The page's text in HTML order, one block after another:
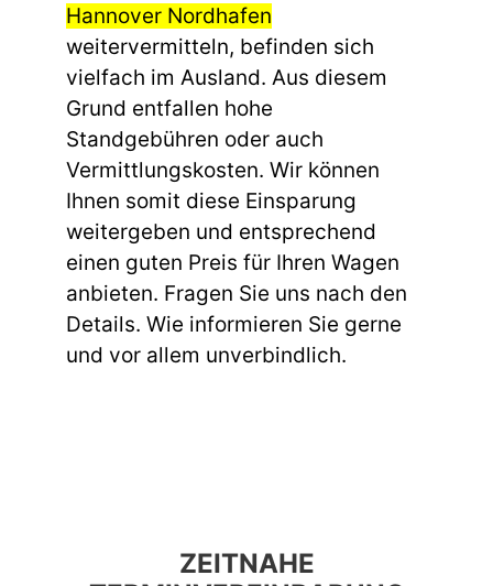
Hannover Nordhafen
weitervermitteln, befinden sich
vielfach im Ausland. Aus diesem
Grund entfallen hohe
Standgebühren oder auch
Vermittlungskosten. Wir können
Ihnen somit diese Einsparung
weitergeben und entsprechend
einen guten Preis für Ihren Wagen
anbieten. Fragen Sie uns nach den
Details. Wie informieren Sie gerne
und vor allem unverbindlich.
ZEITNAHE